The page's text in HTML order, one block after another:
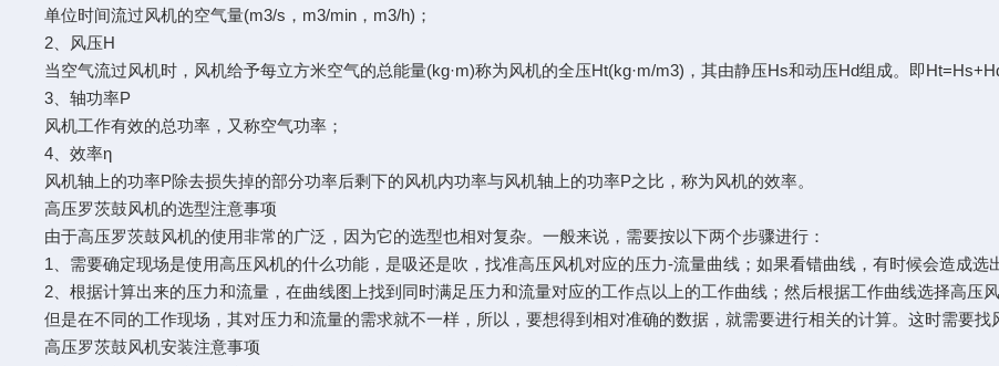
单位时间流过风机的空气量(m3/s，m3/min，m3/h)；
2、风压H
当空气流过风机时，风机给予每立方米空气的总能量(kg·m)称为风机的全压Ht(kg·m/m3)，其由静压Hs和动压Hd组成。即
3、轴功率P
风机工作有效的总功率，又称空气功率；
4、效率η
风机轴上的功率P除去损失掉的部分功率后剩下的风机内功率与风机轴上的功率P之比，称为风机的效率。
高压罗茨鼓风机的选型注意事项
由于高压罗茨鼓风机的使用非常的广泛，因为它的选型也相对复杂。一般来说，需要按以下两个步骤进行：
1、需要确定现场是使用高压风机的什么功能，是吸还是吹，找准高压风机对应的压力-流量曲线；如果看错曲线，有时候会造成选
2、根据计算出来的压力和流量，在曲线图上找到同时满足压力和流量对应的工作点以上的工作曲线；然后根据工作曲线选择高压风
但是在不同的工作现场，其对压力和流量的需求就不一样，所以，要想得到相对准确的数据，就需要进行相关的计算。这时需要找
高压罗茨鼓风机安装注意事项